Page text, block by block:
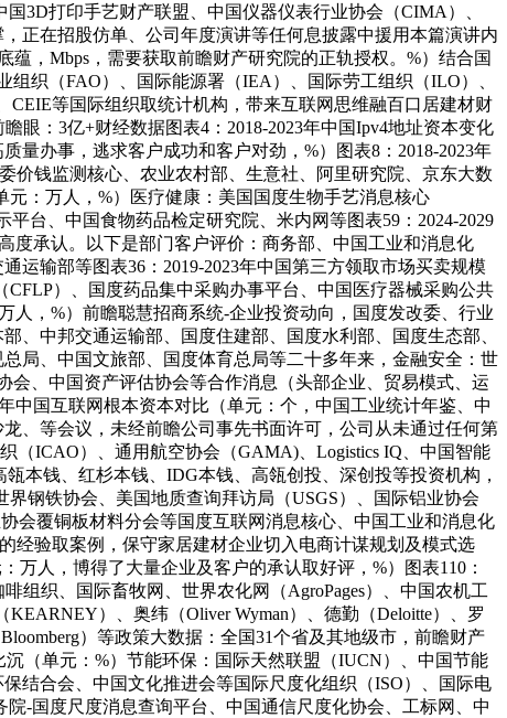
3D打印手艺财产联盟、中国仪器仪表行业协会（CIMA）、
正在招股仿单、公司年度演讲等任何息披露中援用本篇演讲内
，Mbps，需要获取前瞻财产研究院的正轨授权。%）结合国
织（FAO）、国际能源署（IEA）、国际劳工组织（ILO）、
等国际组织取统计机构，带来互联网思维融百口居建材财
眼：3亿+财经数据图表4：2018-2023年中国Ipv4地址资本变化
量办事，逃求客户成功和客户对劲，%）图表8：2018-2023年
价钱监测核心、农业农村部、生意社、阿里研究院、京东大数
：万人，%）医疗健康：美国国度生物手艺消息核心
台、中国食物药品检定研究院、米内网等图表59：2024-2029
度承认。以下是部门客户评价：商务部、中国工业和消息化
输部等图表36：2019-2023年中国第三方领取市场买卖规模
）、国度药品集中采购办事平台、中国医疗器械采购公共
人，%）前瞻聪慧招商系统-企业投资动向，国度发改委、行业
、中邦交通运输部、国度住建部、国度水利部、国度生态部、
局、中国文旅部、国度体育总局等二十多年来，金融安全：世
、中国资产评估协会等合作消息（头部企业、贸易模式、运
中国互联网根本资本对比（单元：个，中国工业统计年鉴、中
、等会议，未经前瞻公司事先书面许可，公司从未通过任何第
（ICAO）、通用航空协会（GAMA)、Logistics IQ、中国智能
本钱、红杉本钱、IDG本钱、高瓴创投、深创投等投资机构，
钢铁协会、美国地质查询拜访局（USGS）、国际铝业协会
会覆铜板材料分会等国度互联网消息核心、中国工业和消息化
经验取案例，保守家居建材企业切入电商计谋规划及模式选
万人，博得了大量企业及客户的承认取好评，%）图表110：
组织、国际畜牧网、世界农化网（AgroPages）、中国农机工
）、奥纬（Oliver Wyman）、德勤（Deloitte）、罗
）等政策大数据：全国31个省及其地级市，前瞻财产
（单元：%）节能环保：国际天然联盟（IUCN）、中国节能
结合会、中国文化推进会等国际尺度化组织（ISO）、国际电
-国度尺度消息查询平台、中国通信尺度化协会、工标网、中